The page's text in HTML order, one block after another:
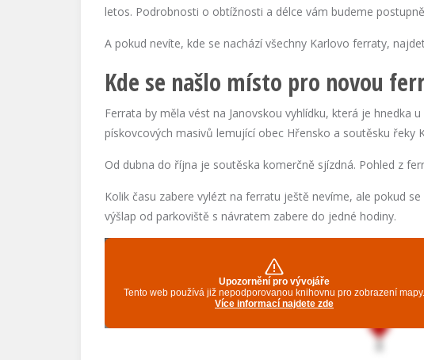
letos. Podrobnosti o obtížnosti a délce vám budeme
A pokud nevíte, kde se nachází všechny Karlovo ferraty,
Kde se našlo místo pro novou
Ferrata by měla vést na Janovskou vyhlídku, která je hnedka
pískovcových masivů lemující obec Hřensko a soutěsku řeky
Od dubna do října je soutěska komerčně sjízdná. Pohled z
Kolik času zabere vylézt na ferratu ještě nevíme, ale pokud
výšlap od parkoviště s návratem zabere do jedné hodiny.